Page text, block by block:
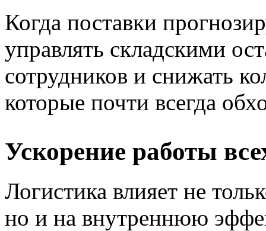
Когда поставки
управлять складскими
сотрудников и снижать
которые почти всегда
Ускорение работы
Логистика влияет не
но и на внутреннюю